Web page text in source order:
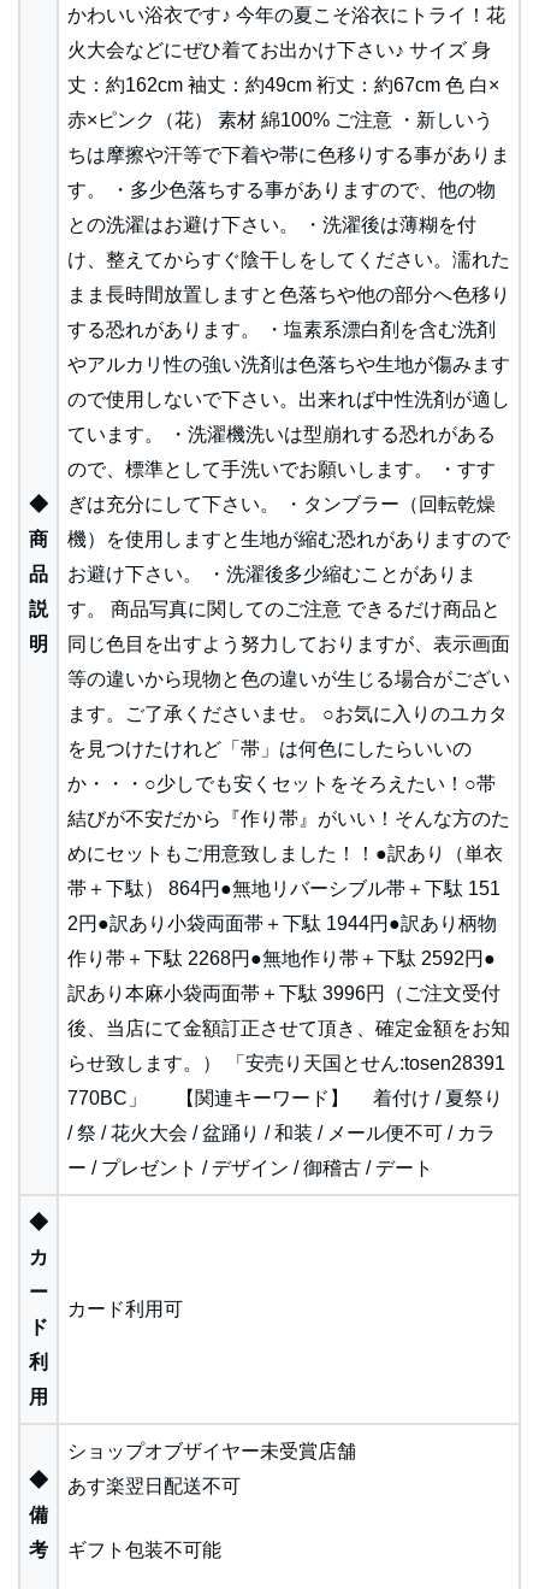
◆
商
品
説
明
かわいい浴衣です♪ 今年の夏こそ浴衣にトライ！花
火大会などにぜひ着てお出かけ下さい♪ サイズ 身
丈：約162cm 袖丈：約49cm 裄丈：約67cm 色 白×
赤×ピンク（花） 素材 綿100% ご注意 ・新しいう
ちは摩擦や汗等で下着や帯に色移りする事がありま
す。 ・多少色落ちする事がありますので、他の物
との洗濯はお避け下さい。 ・洗濯後は薄糊を付
け、整えてからすぐ陰干しをしてください。濡れた
まま長時間放置しますと色落ちや他の部分へ色移り
する恐れがあります。 ・塩素系漂白剤を含む洗剤
やアルカリ性の強い洗剤は色落ちや生地が傷みます
ので使用しないで下さい。出来れば中性洗剤が適し
ています。 ・洗濯機洗いは型崩れする恐れがある
ので、標準として手洗いでお願いします。 ・すす
ぎは充分にして下さい。 ・タンブラー（回転乾燥
機）を使用しますと生地が縮む恐れがありますので
お避け下さい。 ・洗濯後多少縮むことがありま
す。 商品写真に関してのご注意 できるだけ商品と
同じ色目を出すよう努力しておりますが、表示画面
等の違いから現物と色の違いが生じる場合がござい
ます。ご了承くださいませ。 ○お気に入りのユカタ
を見つけたけれど「帯」は何色にしたらいいの
か・・・○少しでも安くセットをそろえたい！○帯
結びが不安だから『作り帯』がいい！そんな方のた
めにセットもご用意致しました！！●訳あり（単衣
帯＋下駄） 864円●無地リバーシブル帯＋下駄 151
2円●訳あり小袋両面帯＋下駄 1944円●訳あり柄物
作り帯＋下駄 2268円●無地作り帯＋下駄 2592円●
訳あり本麻小袋両面帯＋下駄 3996円（ご注文受付
後、当店にて金額訂正させて頂き、確定金額をお知
らせ致します。） 「安売り天国とせん:tosen28391
770BC」 【関連キーワード】 着付け / 夏祭り
/ 祭 / 花火大会 / 盆踊り / 和装 / メール便不可 / カラ
ー / プレゼント / デザイン / 御稽古 / デート
◆
カ
ー
ド
利
用
カード利用可
◆
備
考
ショップオブザイヤー未受賞店舗
あす楽翌日配送不可
ギフト包装不可能